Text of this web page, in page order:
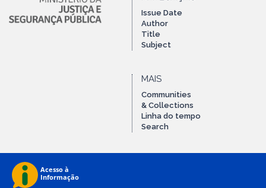
Issue Date
Author
Title
Subject
MAIS
Communities
& Collections
Linha do tempo
Search